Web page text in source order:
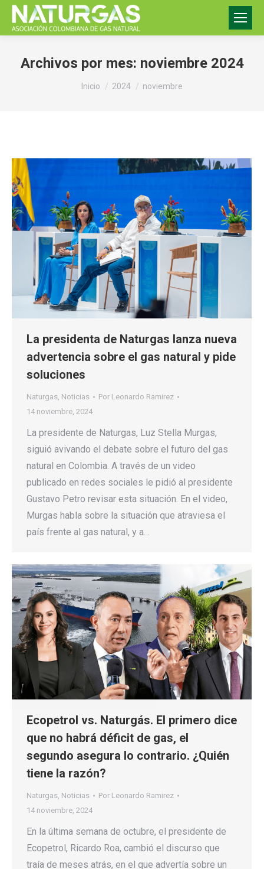
Archivos por mes: noviembre 2024
Estás aquí:
Inicio 2024 noviembre
La presidenta de Naturgas lanza nueva
advertencia sobre el gas natural y pide
soluciones
Naturgas, Noticias Por Leonardo Ramirez
14 noviembre, 2024
La presidente de Naturgas, Luz Stella Murgas,
siguió avivando el debate sobre el futuro del gas
natural en Colombia. A través de un video
publicado en redes sociales le pidió al presidente
Gustavo Petro revisar esta situación. En el video,
Murgas habla sobre la situación que atraviesa el
país frente al gas natural, y a…
Ecopetrol vs. Naturgás. El primero dice
que no habrá déficit de gas, el
segundo asegura lo contrario. ¿Quién
tiene la razón?
Naturgas, Noticias Por Leonardo Ramirez
14 noviembre, 2024
En la última semana de octubre, el presidente de
Ecopetrol, Ricardo Roa, cambió el discurso que
traía de meses atrás, en el que advertía sobre un